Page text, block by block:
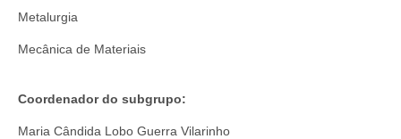
Metalurgia
Mecânica de Materiais
Coordenador do subgrupo:
Maria Cândida Lobo Guerra Vilarinho